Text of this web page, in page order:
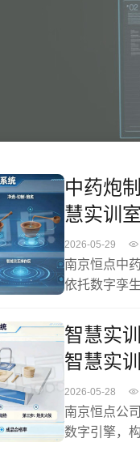
中药炮
慧实训
2026-05-29
南京恒点中
依托数字孪
解“高耗材、
操作与实体
岗位协同能
复合型技术
智慧实
智慧实
2026-05-28
南京恒点公
数字引擎，